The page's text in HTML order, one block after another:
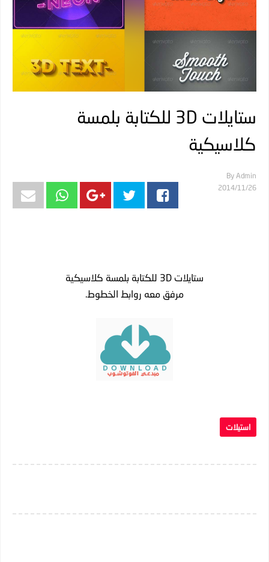
ستايلات 3D للكتابة بلمسة
كلاسيكية
By Admin
26‏/11‏/2014
ستايلات 3D للكتابة بلمسة كلاسيكية
مرفق معه روابط الخطوط.
استيلات